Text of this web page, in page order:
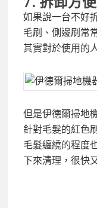
如果說一台不好
毛刷、側邊刷常
其實對於使用的
但是伊德爾掃地
針對毛髮的紅色
毛髮纏繞的程度
下來清理，很快